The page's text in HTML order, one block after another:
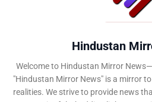
Hindustan
Welcome to Hindustan Mirror
"Hindustan Mirror News" is a mirror
realities. We strive to provide news